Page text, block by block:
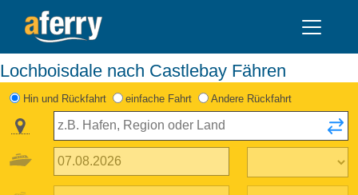
Lochboisdale nach Castlebay Fähren
Hin und Rückfahrt einfache Fahrt Andere Rückfahrt